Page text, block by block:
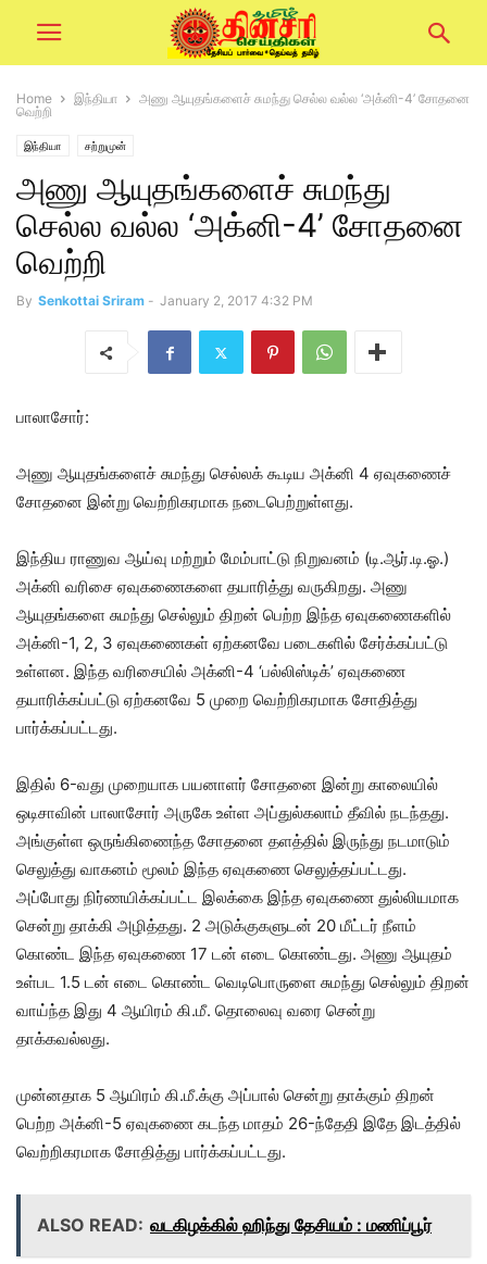
Home இந்தியா
அணு ஆயுதங்களைச் சுமந்து செல்ல வல்ல ‘அக்னி-4’ சோதனை
வெற்றி
இந்தியா சற்றுமுன்
அணு ஆயுதங்களைச் சுமந்து
செல்ல வல்ல ‘அக்னி-4’ சோதனை
வெற்றி
By Senkottai Sriram - January 2, 2017 4:32 PM
பாலாசோர்:
அணு ஆயுதங்களைச் சுமந்து செல்லக் கூடிய அக்னி 4 ஏவுகணைச்
சோதனை இன்று வெற்றிகரமாக நடைபெற்றுள்ளது.
இந்திய ராணுவ ஆய்வு மற்றும் மேம்பாட்டு நிறுவனம் (டி.ஆர்.டி.ஓ.)
அக்னி வரிசை ஏவுகணைகளை தயாரித்து வருகிறது. அணு
ஆயுதங்களை சுமந்து செல்லும் திறன் பெற்ற இந்த ஏவுகணைகளில்
அக்னி-1, 2, 3 ஏவுகணைகள் ஏற்கனவே படைகளில் சேர்க்கப்பட்டு
உள்ளன. இந்த வரிசையில் அக்னி-4 ‘பல்லிஸ்டிக்’ ஏவுகணை
தயாரிக்கப்பட்டு ஏற்கனவே 5 முறை வெற்றிகரமாக சோதித்து
பார்க்கப்பட்டது.
இதில் 6-வது முறையாக பயனாளர் சோதனை இன்று காலையில்
ஒடிசாவின் பாலாசோர் அருகே உள்ள அப்துல்கலாம் தீவில் நடந்தது.
அங்குள்ள ஒருங்கிணைந்த சோதனை தளத்தில் இருந்து நடமாடும்
செலுத்து வாகனம் மூலம் இந்த ஏவுகணை செலுத்தப்பட்டது.
அப்போது நிர்ணயிக்கப்பட்ட இலக்கை இந்த ஏவுகணை துல்லியமாக
சென்று தாக்கி அழித்தது. 2 அடுக்குகளுடன் 20 மீட்டர் நீளம்
கொண்ட இந்த ஏவுகணை 17 டன் எடை கொண்டது. அணு ஆயுதம்
உள்பட 1.5 டன் எடை கொண்ட வெடிபொருளை சுமந்து செல்லும் திறன்
வாய்ந்த இது 4 ஆயிரம் கி.மீ. தொலைவு வரை சென்று
தாக்கவல்லது.
முன்னதாக 5 ஆயிரம் கி.மீ.க்கு அப்பால் சென்று தாக்கும் திறன்
பெற்ற அக்னி-5 ஏவுகணை கடந்த மாதம் 26-ந்தேதி இதே இடத்தில்
வெற்றிகரமாக சோதித்து பார்க்கப்பட்டது.
ALSO READ: வடகிழக்கில் ஹிந்து தேசியம் : மணிப்பூர்